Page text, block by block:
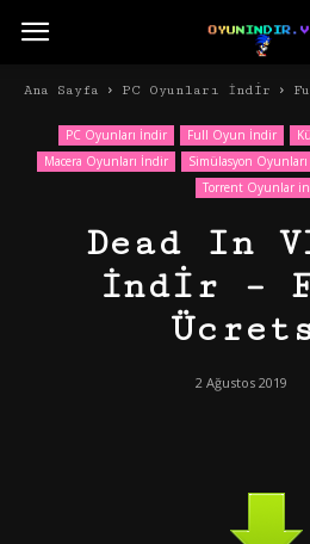
Ana Sayfa PC Oyunları İndir
PC Oyunları İndir Full Oyun İndir
Macera Oyunları İndir
Simülasyon
Torrent Oyunlar
Dead In
İndir –
2 Ağustos 2019